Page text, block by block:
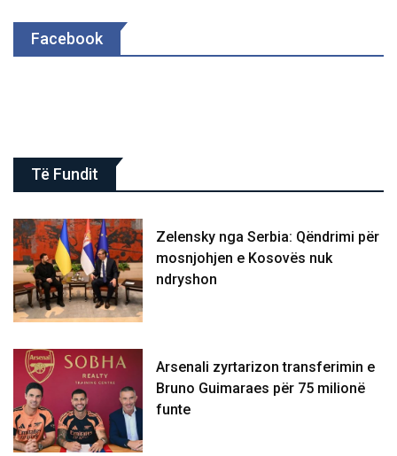
Facebook
Të Fundit
Zelensky nga Serbia: Qëndrimi për
mosnjohjen e Kosovës nuk
ndryshon
Arsenali zyrtarizon transferimin e
Bruno Guimaraes për 75 milionë
funte